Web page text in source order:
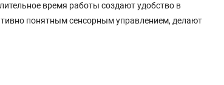
время работы создают удобство в
понятным сенсорным управлением, делают